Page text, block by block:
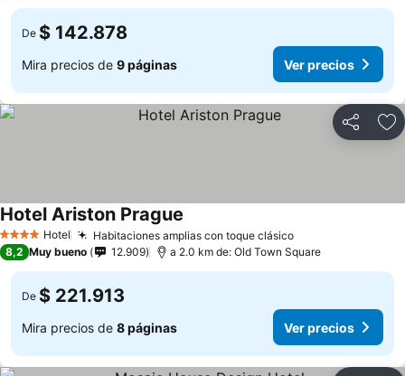
De $ 142.878
Mira precios de 9 páginas Ver precios
Compartir
4 EstrellasHotel Habitaciones amplias con toque clásicoVer precios
Hotel Ariston Prague
8,2 Muy bueno 12.909 a 2.0 km de: Old Town Square
De $ 221.913
Mira precios de 8 páginas Ver precios